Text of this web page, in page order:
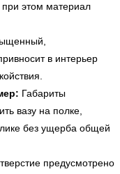
этом материал
в интерьер
Габариты
вазу на полке,
без ущерба общей
предусмотрено